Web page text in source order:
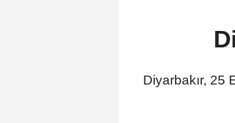
Diyarbakır, 25